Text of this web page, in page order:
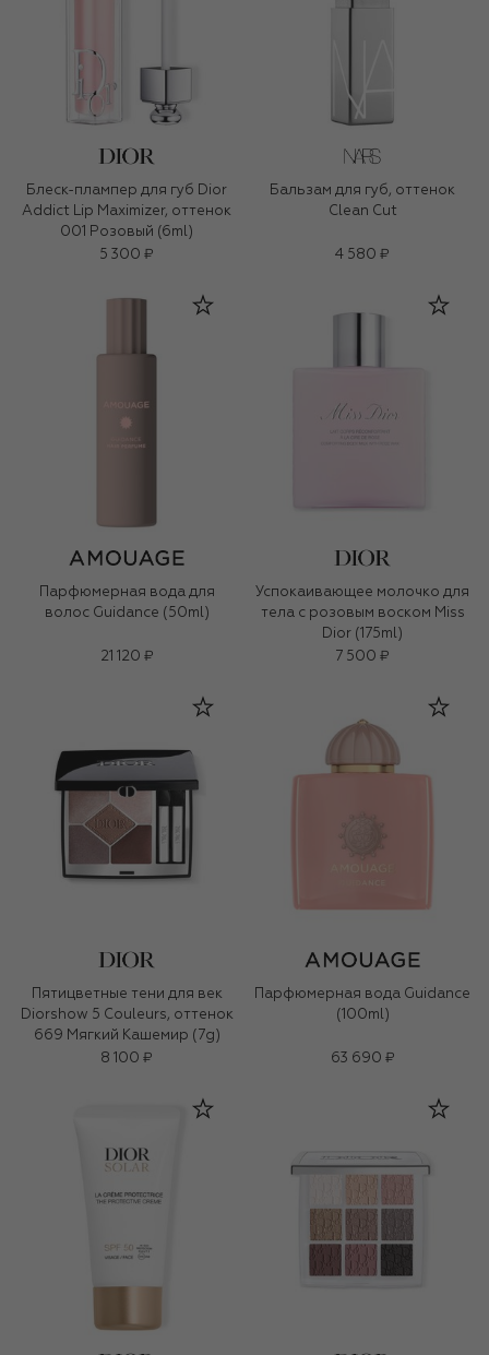
Блеск-плампер для губ Dior
Addict Lip Maximizer, оттенок
001 Розовый (6ml)
5 300 ₽
Бальзам для губ, оттенок
Clean Cut
4 580 ₽
Парфюмерная вода для
волос Guidance (50ml)
21 120 ₽
Успокаивающее молочко для
тела с розовым воском Miss
Dior (175ml)
7 500 ₽
Пятицветные тени для век
Diorshow 5 Couleurs, оттенок
669 Мягкий Кашемир (7g)
8 100 ₽
Парфюмерная вода Guidance
(100ml)
63 690 ₽